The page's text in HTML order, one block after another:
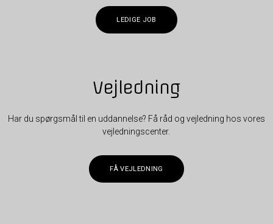
LEDIGE JOB
Vejledning
Har du spørgsmål til en uddannelse? Få råd og vejledning hos vores
vejledningscenter.
FÅ VEJLEDNING